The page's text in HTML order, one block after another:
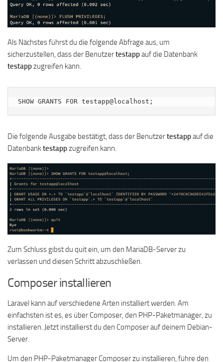
Als Nächstes führst du die folgende Abfrage aus, um
sicherzustellen, dass der Benutzertestappauf die Datenbank
testappzugreifen kann.
SHOW GRANTS FOR testapp@localhost;
Die folgende Ausgabe bestätigt, dass der Benutzertestappauf die
Datenbanktestappzugreifen kann.
Zum Schluss gibst du quit ein, um den MariaDB-Server zu
verlassen und diesen Schritt abzuschließen.
Composer installieren
Laravel kann auf verschiedene Arten installiert werden. Am
einfachsten ist es, es über Composer, den PHP-Paketmanager, zu
installieren. Jetzt installierst du den Composer auf deinem Debian-
Server.
Um den PHP-Paketmanager Composer zu installieren, führe den